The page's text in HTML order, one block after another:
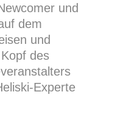
und
dem
und
des
Experte